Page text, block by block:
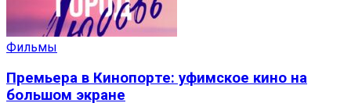
Фильмы
Премьера в Кинопорте: уфимское кино на
большом экране